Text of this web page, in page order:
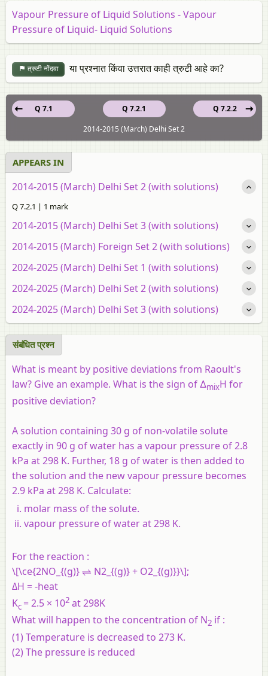
Vapour Pressure of Liquid Solutions - Vapour
Pressure of Liquid- Liquid Solutions
त्रुटी नोंदवा या प्रश्नात किंवा उत्तरात काही त्रुटी आहे का?
Q 7.2.1
Q 7.1
Q 7.2.2
2014-2015 (March) Delhi Set 2
APPEARS IN
2014-2015 (March) Delhi Set 2 (with solutions)
Q 7.2.1 | 1 mark
2014-2015 (March) Delhi Set 3 (with solutions)
2014-2015 (March) Foreign Set 2 (with solutions)
2024-2025 (March) Delhi Set 1 (with solutions)
2024-2025 (March) Delhi Set 2 (with solutions)
2024-2025 (March) Delhi Set 3 (with solutions)
संबंधित प्रश्‍न
What is meant by positive deviations from Raoult's
law? Give an example. What is the sign of ∆mixH for
positive deviation?
A solution containing 30 g of non-volatile solute
exactly in 90 g of water has a vapour pressure of 2.8
kPa at 298 K. Further, 18 g of water is then added to
the solution and the new vapour pressure becomes
2.9 kPa at 298 K. Calculate:
molar mass of the solute.
vapour pressure of water at 298 K.
For the reaction :
\[\ce{2NO_{(g)} ⇌ N2_{(g)} + O2_{(g)}}\];
ΔH = -heat
Kc = 2.5 × 102 at 298K
What will happen to the concentration of N2 if :
(1) Temperature is decreased to 273 K.
(2) The pressure is reduced